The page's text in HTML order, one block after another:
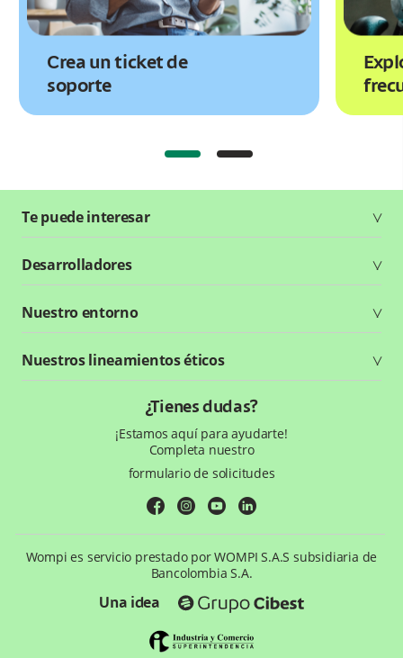
Crea un ticket de
soporte
Te puede interesar
Planes y tarifas
Crea tu cuenta
Seguridad
Reglamento
Política de privacidad
Tratamiento de datos personales
Desarrolladores
Recursos gráficos
Status Page
Nuestro entorno
¿Qué es Wompi?
Aprende con Wompi
Preguntas frecuentes
Nuestros lineamientos éticos
¿Tienes dudas?
¡Estamos aquí para ayudarte!
Completa nuestro
formulario de solicitudes
facebook instagram youtube linkedin
Wompi es servicio prestado por WOMPI S.A.S subsidiaria de
Bancolombia S.A.
Una idea